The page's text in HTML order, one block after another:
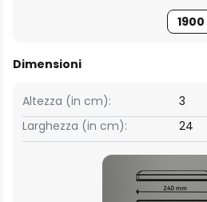
Dimensioni
Larghezza (in cm): 24
Altezza (in cm): 3